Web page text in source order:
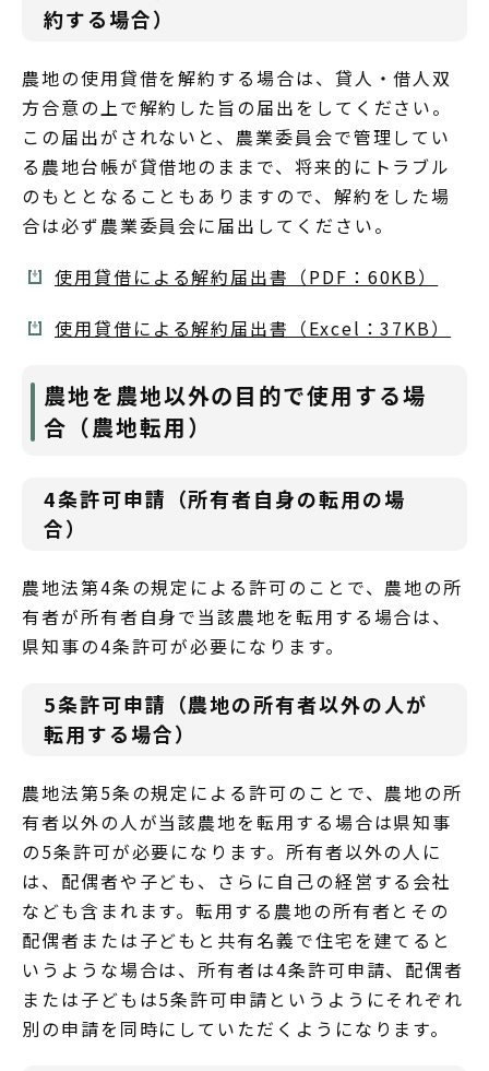
約する場合）
農地の使用貸借を解約する場合は、貸人・借人双
方合意の上で解約した旨の届出をしてください。
この届出がされないと、農業委員会で管理してい
る農地台帳が貸借地のままで、将来的にトラブル
のもととなることもありますので、解約をした場
合は必ず農業委員会に届出してください。
使用貸借による解約届出書（PDF：60KB）
使用貸借による解約届出書（Excel：37KB）
農地を農地以外の目的で使用する場
合（農地転用）
4条許可申請（所有者自身の転用の場
合）
農地法第4条の規定による許可のことで、農地の所
有者が所有者自身で当該農地を転用する場合は、
県知事の4条許可が必要になります。
5条許可申請（農地の所有者以外の人が
転用する場合）
農地法第5条の規定による許可のことで、農地の所
有者以外の人が当該農地を転用する場合は県知事
の5条許可が必要になります。所有者以外の人に
は、配偶者や子ども、さらに自己の経営する会社
なども含まれます。転用する農地の所有者とその
配偶者または子どもと共有名義で住宅を建てると
いうような場合は、所有者は4条許可申請、配偶者
または子どもは5条許可申請というようにそれぞれ
別の申請を同時にしていただくようになります。